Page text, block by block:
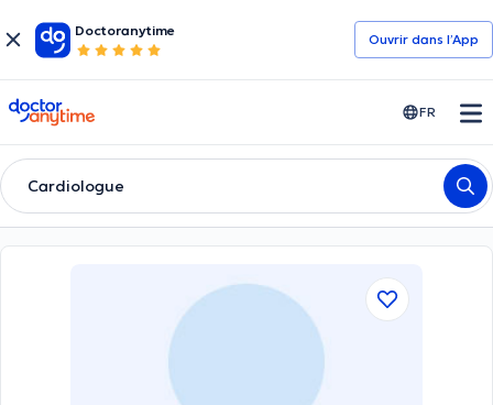
Doctoranytime
Ouvrir dans l’App
doctoranytime FR
Cardiologue